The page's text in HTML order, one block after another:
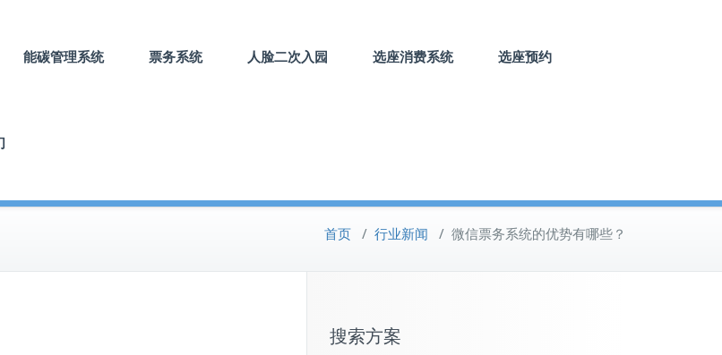
能碳管理系统 票务系统 人脸二次入园 选座消费系统 选座预约
首页 / 行业新闻 / 微信票务系统的优势有哪些？
搜索方案